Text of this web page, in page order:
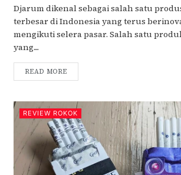
Djarum dikenal sebagai salah satu
terbesar di Indonesia yang terus
mengikuti selera pasar. Salah satu
yang....
READ MORE
REVIEW ROKOK